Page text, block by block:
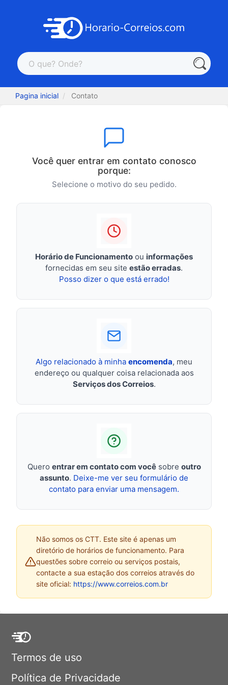
Pagina inicial Contato
Você quer entrar em contato conosco
porque:
Selecione o motivo do seu pedido.
Horário de Funcionamento ou informações
fornecidas em seu site estão erradas.
Posso dizer o que está errado!
Algo relacionado à minha encomenda, meu
endereço ou qualquer coisa relacionada aos
Serviços dos Correios.
Quero entrar em contato com vocêsobre outro
assunto. Deixe-me ver seu formulário de
contato para enviar uma mensagem.
Não somos os CTT. Este site é apenas um
diretório de horários de funcionamento. Para
questões sobre correio ou serviços postais,
contacte a sua estação dos correios através do
site oficial: https://www.correios.com.br
Termos de uso
Política de Privacidade